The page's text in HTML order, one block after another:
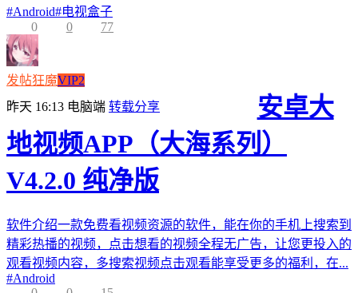
#Android#电视盒子
0
0 77
发帖狂魔VIP2
昨天 16:13 电脑端 转载分享
安卓大
地视频APP（大海系列）
V4.2.0 纯净版
软件介绍一款免费看视频资源的软件，能在你的手机上搜索到
精彩热播的视频，点击想看的视频全程无广告，让您更投入的
观看视频内容，多搜索视频点击观看能享受更多的福利，在...
#Android